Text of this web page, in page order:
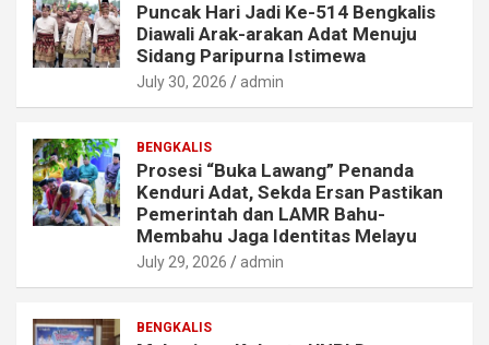
Puncak Hari Jadi Ke-514 Bengkalis
Diawali Arak-arakan Adat Menuju
Sidang Paripurna Istimewa
July 30, 2026 admin
BENGKALIS
Prosesi “Buka Lawang” Penanda
Kenduri Adat, Sekda Ersan Pastikan
Pemerintah dan LAMR Bahu-
Membahu Jaga Identitas Melayu
July 29, 2026 admin
BENGKALIS